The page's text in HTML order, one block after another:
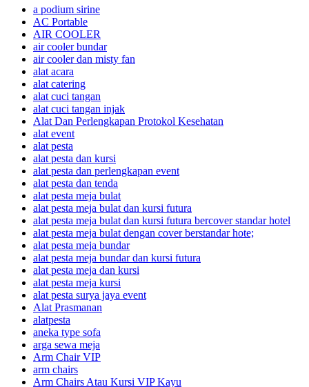
a podium sirine
AC Portable
AIR COOLER
air cooler bundar
air cooler dan misty fan
alat acara
alat catering
alat cuci tangan
alat cuci tangan injak
Alat Dan Perlengkapan Protokol Kesehatan
alat event
alat pesta
alat pesta dan kursi
alat pesta dan perlengkapan event
alat pesta dan tenda
alat pesta meja bulat
alat pesta meja bulat dan kursi futura
alat pesta meja bulat dan kursi futura bercover standar hotel
alat pesta meja bulat dengan cover berstandar hote;
alat pesta meja bundar
alat pesta meja bundar dan kursi futura
alat pesta meja dan kursi
alat pesta meja kursi
alat pesta surya jaya event
Alat Prasmanan
alatpesta
aneka type sofa
arga sewa meja
Arm Chair VIP
arm chairs
Arm Chairs Atau Kursi VIP Kayu